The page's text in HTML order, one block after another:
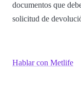
documentos que
solicitud de
Hablar con Metlife